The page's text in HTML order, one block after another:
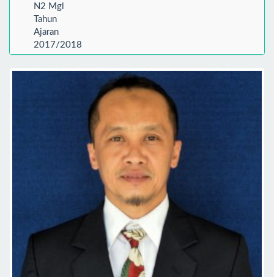
N2 Mgl
Tahun
Ajaran
2017/2018